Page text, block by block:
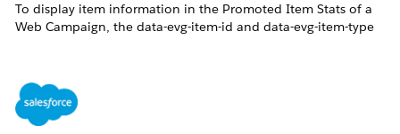
To display item information in the Promoted Item Stats of a
Web Campaign, the data-evg-item-id and data-evg-item-type
Reference:
Note:To track promotions accurately, your campaign